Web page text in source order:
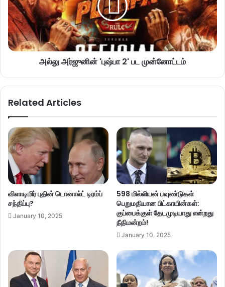
அல்லு அர்ஜுனின் 'புஷ்பா 2' பட முன்னோட்டம்
Related Articles
விளாடிமிர் புதின் டொனால்ட் டிரம்ப்
சந்திப்பு?
January 10, 2025
598 மில்லியன் பவுண்டுகள்
பெறுமதியான பிட்காயின்கள்:
குப்பைக்குள் தேடமுடியாது என்றது
நீதிமன்றம்!
January 10, 2025